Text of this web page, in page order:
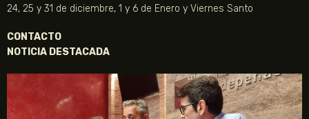
24, 25 y 31 de diciembre, 1 y 6 de Enero y Viernes Santo
CONTACTO
NOTICIA DESTACADA